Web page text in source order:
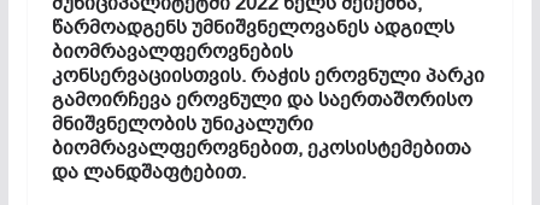
წარმოადგენს უმნიშვნელოვანეს ადგილს
ბიომრავალფეროვნების
კონსერვაციისთვის. რაჭის ეროვნული პარკი
გამოირჩევა ეროვნული და საერთაშორისო
მნიშვნელობის უნიკალური
ბიომრავალფეროვნებით, ეკოსისტემებითა
და ლანდშაფტებით.